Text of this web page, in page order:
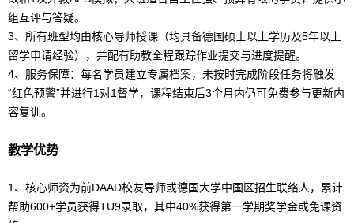
组互评与答疑。
3、所有班型均由核心导师授课（均具备德国硕士以上学历及5年以上
留学申请经验），并配有助教全程跟踪作业提交与进度提醒。
4、服务保障：每名学员建立专属档案，未按时完成阶段任务将触发
“红色预警”并进行1对1督学，课程结束后3个月内仍可免费参与更新内
容复训。
教学优势
1、核心师资为前DAAD校友导师或德国大学中国区招生联络人，累计
帮助600+学员获得TU9录取，其中40%获得第一学期奖学金或免课资